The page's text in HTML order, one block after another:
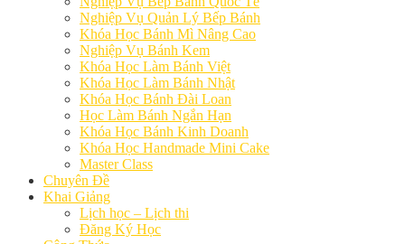
Nghiệp Vụ Quản Lý Bếp Bánh
Khóa Học Bánh Mì Nâng Cao
Nghiệp Vụ Bánh Kem
Khóa Học Làm Bánh Việt
Khóa Học Làm Bánh Nhật
Khóa Học Bánh Đài Loan
Học Làm Bánh Ngắn Hạn
Khóa Học Bánh Kinh Doanh
Khóa Học Handmade Mini Cake
Master Class
Chuyên Đề
Khai Giảng
Lịch học – Lịch thi
Đăng Ký Học